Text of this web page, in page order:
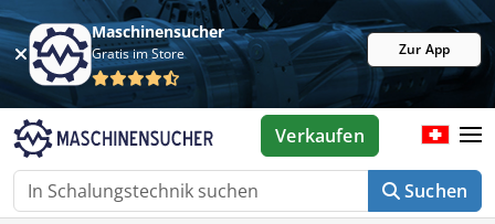
Maschinensucher
Gratis im Store Zur App
Suchen
Verkaufen